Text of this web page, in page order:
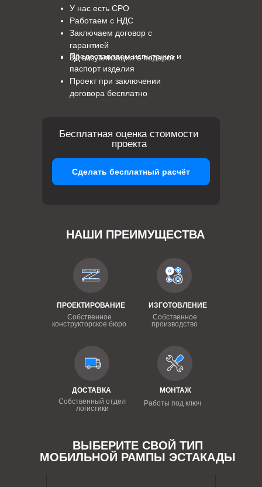
Предоставляем испытание и
паспорт изделия
Проект при заключении
договора бесплатно
У нас есть СРО
Работаем с НДС
Заключаем договор с
гарантией
3Д визуализация в подарок
НАШИ ПРЕИМУЩЕСТВА
ПРОЕКТИРОВАНИЕ
Собственное
конструкторское бюро
ИЗГОТОВЛЕНИЕ
Собственное
производство
ДОСТАВКА
Собственный отдел
логистики
МОНТАЖ
Работы под ключ
Бесплатная оценка стоимости
проекта
Сделать бесплатный расчёт
ВЫБЕРИТЕ СВОЙ ТИП
МОБИЛЬНОЙ РАМПЫ ЭСТАКАДЫ